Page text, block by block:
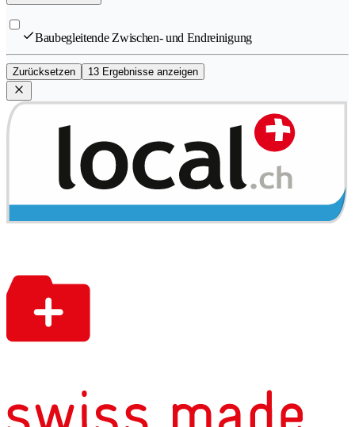
Baubegleitende Zwischen- und Endreinigung
Zurücksetzen 13 Ergebnisse anzeigen